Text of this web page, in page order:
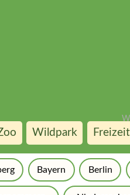
Wildpark
Bayern Berlin